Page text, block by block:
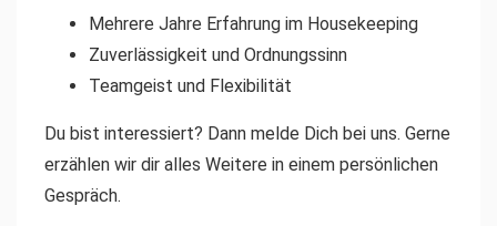
Mehrere Jahre Erfahrung im Housekeeping
Zuverlässigkeit und Ordnungssinn
Teamgeist und Flexibilität
Du bist interessiert? Dann melde Dich bei uns. Gerne
erzählen wir dir alles Weitere in einem persönlichen
Gespräch.